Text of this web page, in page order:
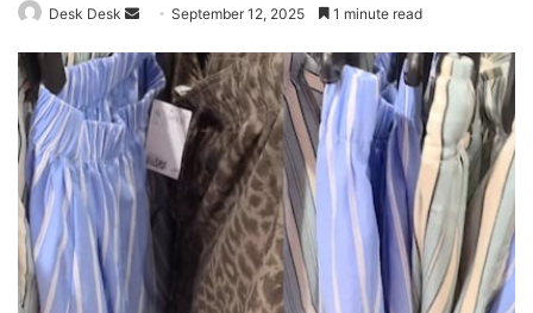
Desk Desk
Send
email
September 12, 2025 1 minute read